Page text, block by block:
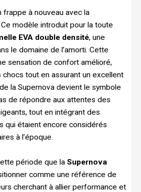
frappe à nouveau avec la
modèle introduit pour la toute
EVA double densité, une
le domaine de l’amorti. Cette
sensation de confort amélioré,
tout en assurant un excellent
la Supernova devient le symbole
de répondre aux attentes des
tout en intégrant des
qui étaient encore considérés
à l’époque.
période que la Supernova
comme une référence de
cherchant à allier performance et